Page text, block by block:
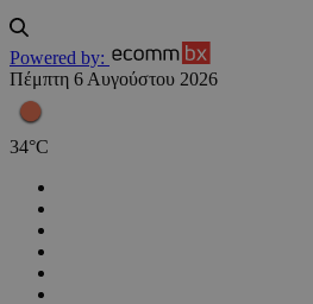
Powered by:
Πέμπτη 6 Αυγούστου 2026
34°C